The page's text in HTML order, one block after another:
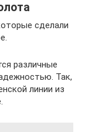
сделали
различные
Так,
линии из